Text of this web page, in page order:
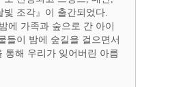
조각』이 출간되었다.
에 가족과 숲으로 간 아이
들이 밤에 숲길을 걸으면서
통해 우리가 잊어버린 아름